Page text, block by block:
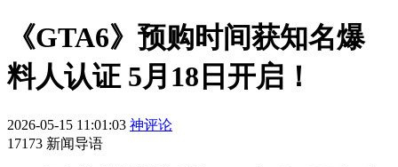
《GTA6》预购时间获知名爆
料人认证 5月18日开启！
2026-05-15 11:01:03 神评论
17173 新闻导语